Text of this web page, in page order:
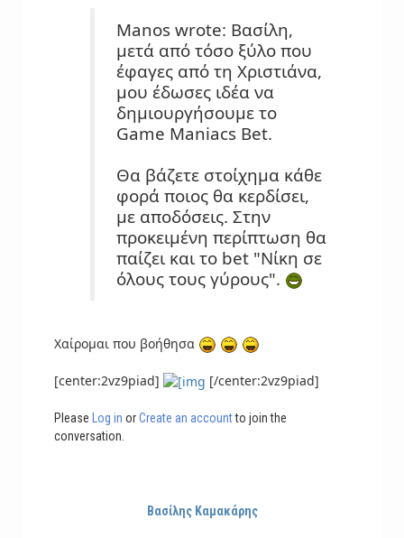
Manos wrote: Βασίλη,
μετά από τόσο ξύλο που
έφαγες από τη Χριστιάνα,
μου έδωσες ιδέα να
δημιουργήσουμε το
Game Maniacs Bet.
Θα βάζετε στοίχημα κάθε
φορά ποιος θα κερδίσει,
με αποδόσεις. Στην
προκειμένη περίπτωση θα
παίζει και το bet "Νίκη σε
όλους τους γύρους".
Χαίρομαι που βοήθησα
[center:2vz9piad] [/center:2vz9piad]
Please Log in orCreate an accountto join the
conversation.
Βασίλης Καμακάρης